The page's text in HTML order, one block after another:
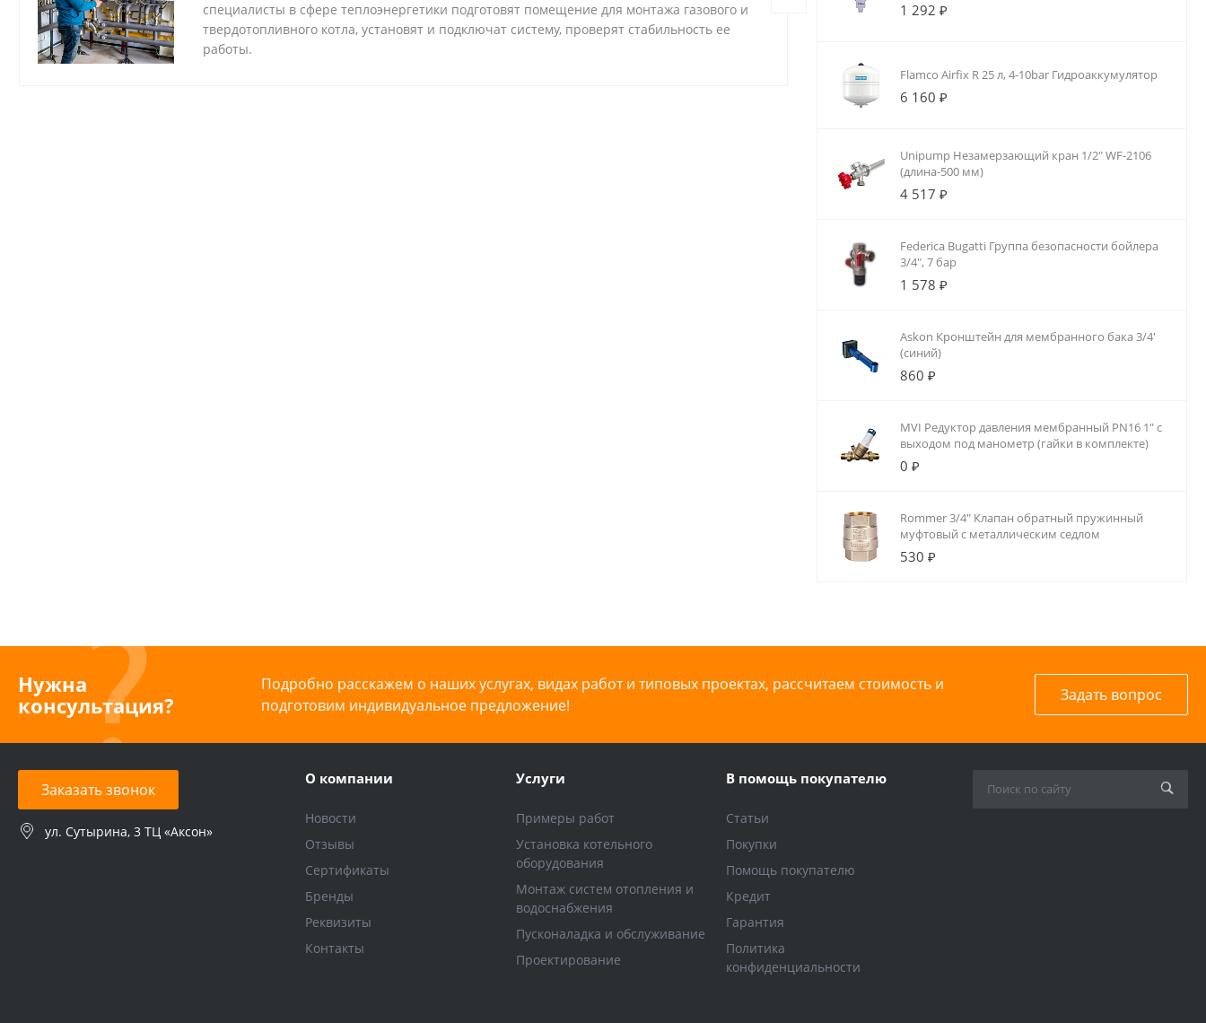
специалисты в сфере теплоэнергетики подготовят помещение для монтажа газового и
твердотопливного котла, установят и подключат систему, проверят стабильность ее
работы.
1 292 ₽
Flamco Airfix R 25 л, 4-10bar Гидроаккумулятор
6 160 ₽
Unipump Незамерзающий кран 1/2" WF-2106
(длина-500 мм)
4 517 ₽
Federica Bugatti Группа безопасности бойлера
3/4", 7 бар
1 578 ₽
Askon Кронштейн для мембранного бака 3/4'
(синий)
860 ₽
MVI Редуктор давления мембранный PN16 1" с
выходом под манометр (гайки в комплекте)
0 ₽
Rommer 3/4" Клапан обратный пружинный
муфтовый с металлическим седлом
530 ₽
Нужна
консультация?
Подробно расскажем о наших услугах, видах работ и типовых проектах, рассчитаем стоимость и
подготовим индивидуальное предложение!
Задать вопрос
Заказать звонок
ул. Сутырина, 3 ТЦ «Аксон»
О компании
Новости
Отзывы
Сертификаты
Бренды
Реквизиты
Контакты
Услуги
Примеры работ
Установка котельного
оборудования
Монтаж систем отопления и
водоснабжения
Пусконаладка и обслуживание
Проектирование
В помощь покупателю
Статьи
Покупки
Помощь покупателю
Кредит
Гарантия
Политика
конфиденциальности